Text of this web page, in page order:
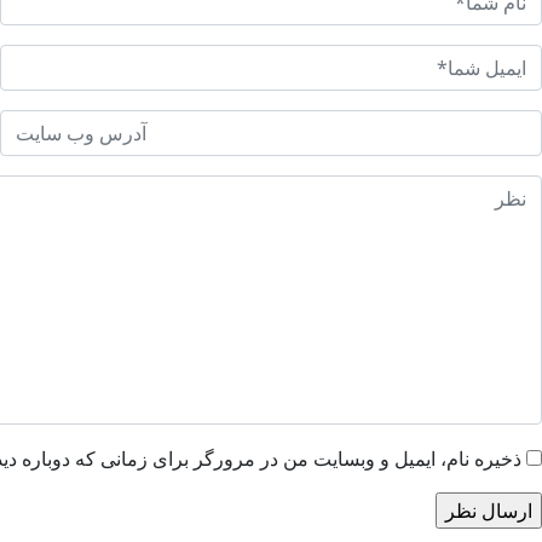
ذخیره نام، ایمیل و وبسایت من در مرورگر برای زمانی که دوباره